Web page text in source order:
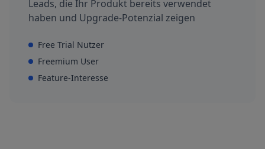
Leads, die Ihr Produkt bereits verwendet
haben und Upgrade-Potenzial zeigen
Free Trial Nutzer
Freemium User
Feature-Interesse